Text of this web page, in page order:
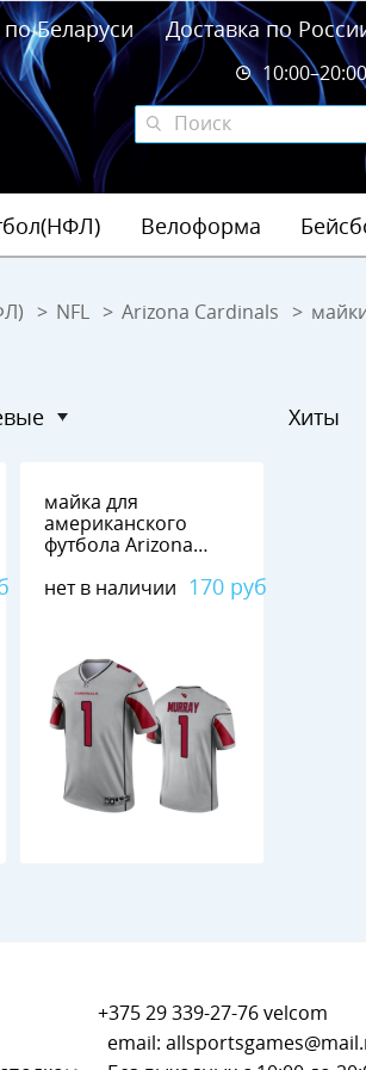
Беларуси Доставка по
Велоформа
NFL Arizona Cardinals
Хиты
майка для
американского
футбола Arizona
MURRAY
нет в наличии 170 руб
+375 29 339-27-76velcom
email: